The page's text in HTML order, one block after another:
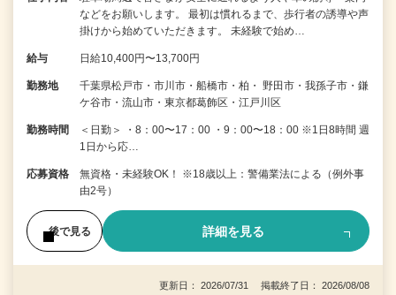
などをお願いします。 最初は慣れるまで、歩行者の誘導や声
掛けから始めていただきます。 未経験で始め…
給与 日給10,400円〜13,700円
勤務地
千葉県松戸市・市川市・船橋市・柏・ 野田市・我孫子市・鎌
ケ谷市・流山市・東京都葛飾区・江戸川区
勤務時間
＜日勤＞ ・8：00〜17：00 ・9：00〜18：00 ※1日8時間 週
1日から応…
応募資格
無資格・未経験OK！ ※18歳以上：警備業法による（例外事
由2号）
後で見る 詳細を見る
更新日： 2026/07/31 掲載終了日： 2026/08/08